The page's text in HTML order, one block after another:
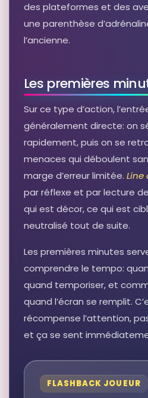
des plateformes et des
une parenthèse
l’ancienne.
Les premières
Sur ce type d’action,
généralement directe: on
rapidement, puis on se
menaces qui déboulent
marge d’erreur limitée. Line
par réflexe et par lecture
qui est décor, ce qui est
neutralisé tout de suite.
Les premières minutes
comprendre le tempo:
quand temporiser, et
quand l’écran se remplit.
récompense l’attention,
et ça se sent
FLASHBACK JOUEUR